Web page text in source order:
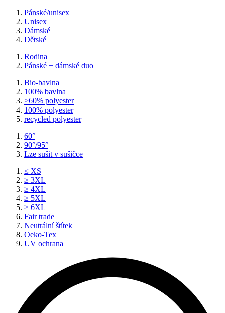
Pánské/unisex
Unisex
Dámské
Dětské
Rodina
Pánské + dámské duo
Bio-bavlna
100% bavlna
>60% polyester
100% polyester
recycled polyester
60°
90°/95°
Lze sušit v sušičce
≤ XS
≥ 3XL
≥ 4XL
≥ 5XL
≥ 6XL
Fair trade
Neutrální štítek
Oeko-Tex
UV ochrana